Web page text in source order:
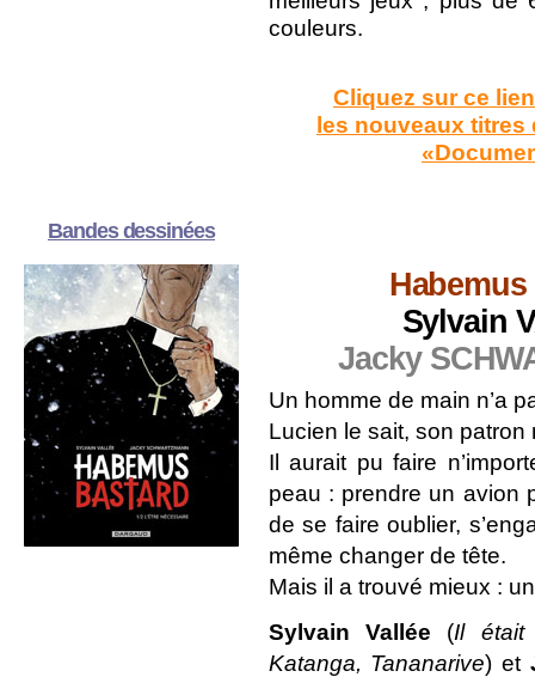
couleurs.
Cliquez sur ce
les nouveaux titres
Bandes dessinées
Sylvain
Jacky
Un homme de main n’a
Lucien le sait, son
Il aurait pu faire
peau : prendre un avion
de se faire oublier,
même changer de tête.
Mais il a trouvé mieux :
Sylvain Vallée (Il était
Katanga, Tananarive) et